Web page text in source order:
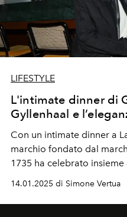
LIFESTYLE
L'intimate dinner di
Gyllenhaal e
Con un intimate dinner a
marchio fondato dal
1735 ha celebrato
Jake Gyllenhaal le nuove
14.01.2025 di Simone Vertua